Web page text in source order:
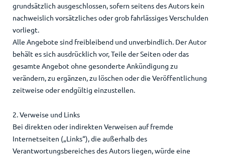
grundsätzlich ausgeschlossen, sofern seitens des Autors kein
nachweislich vorsätzliches oder grob fahrlässiges Verschulden
vorliegt.
Alle Angebote sind freibleibend und unverbindlich. Der Autor
behält es sich ausdrücklich vor, Teile der Seiten oder das
gesamte Angebot ohne gesonderte Ankündigung zu
verändern, zu ergänzen, zu löschen oder die Veröffentlichung
zeitweise oder endgültig einzustellen.
2. Verweise und Links
Bei direkten oder indirekten Verweisen auf fremde
Internetseiten („Links“), die außerhalb des
Verantwortungsbereiches des Autors liegen, würde eine